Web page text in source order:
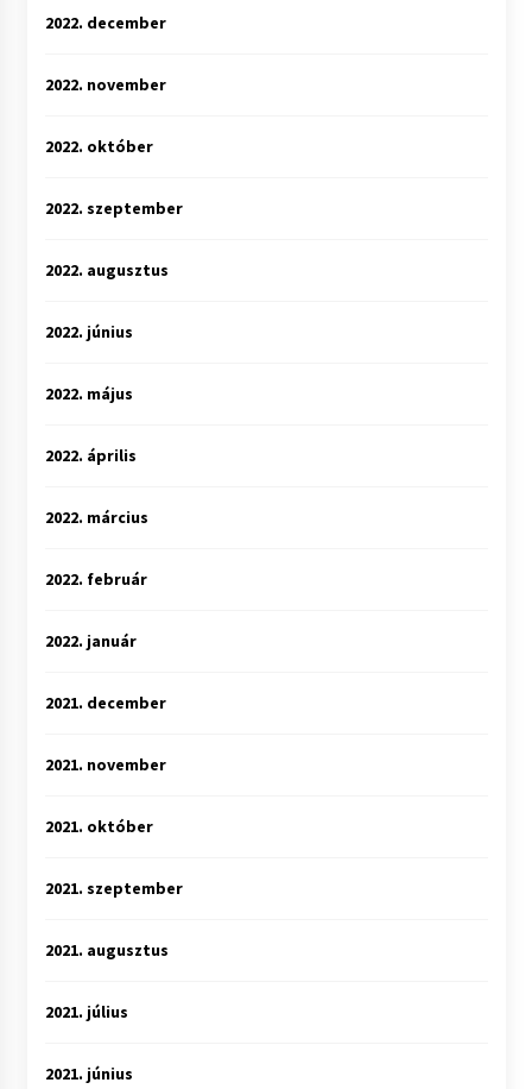
2022. december
2022. november
2022. október
2022. szeptember
2022. augusztus
2022. június
2022. május
2022. április
2022. március
2022. február
2022. január
2021. december
2021. november
2021. október
2021. szeptember
2021. augusztus
2021. július
2021. június